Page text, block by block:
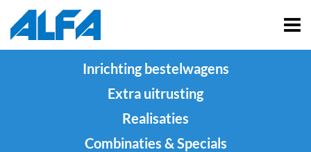
Inrichting bestelwagens
Extra uitrusting
Realisaties
Combinaties & Specials